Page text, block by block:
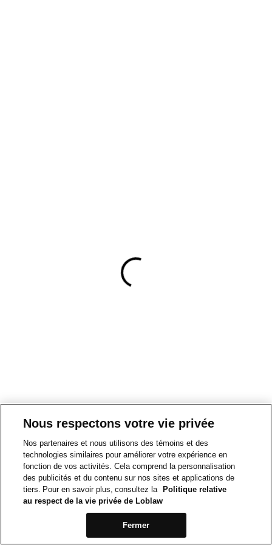
Nous respectons votre vie privée
Nos partenaires et nous utilisons des témoins et des
technologies similaires pour améliorer votre expérience en
fonction de vos activités. Cela comprend la personnalisation
des publicités et du contenu sur nos sites et applications de
tiers. Pour en savoir plus, consultez la
Politique relative
au respect de la vie privée de Loblaw
Fermer